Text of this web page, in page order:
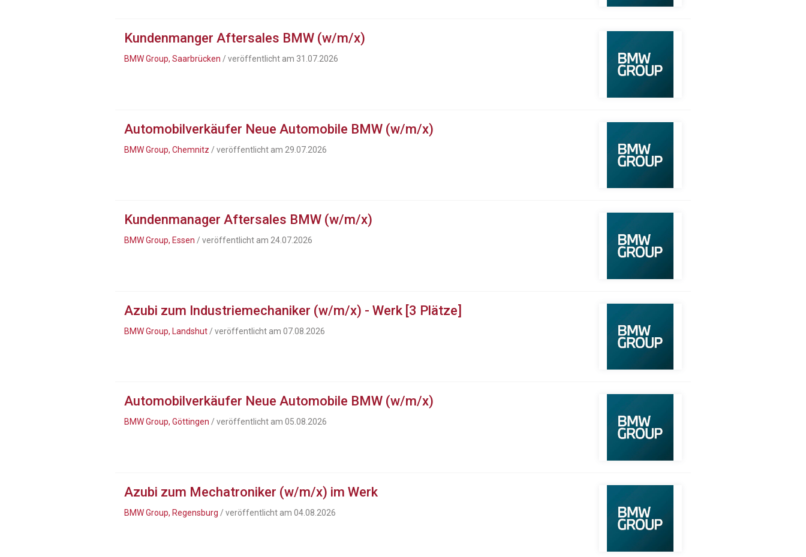
Kundenmanger Aftersales BMW (w/m/x)
BMW Group, Saarbrücken / veröffentlicht am 31.07.2026
Automobilverkäufer Neue Automobile BMW (w/m/x)
BMW Group, Chemnitz / veröffentlicht am 29.07.2026
Kundenmanager Aftersales BMW (w/m/x)
BMW Group, Essen / veröffentlicht am 24.07.2026
Azubi zum Industriemechaniker (w/m/x) - Werk [3 Plätze]
BMW Group, Landshut / veröffentlicht am 07.08.2026
Automobilverkäufer Neue Automobile BMW (w/m/x)
BMW Group, Göttingen / veröffentlicht am 05.08.2026
Azubi zum Mechatroniker (w/m/x) im Werk
BMW Group, Regensburg / veröffentlicht am 04.08.2026